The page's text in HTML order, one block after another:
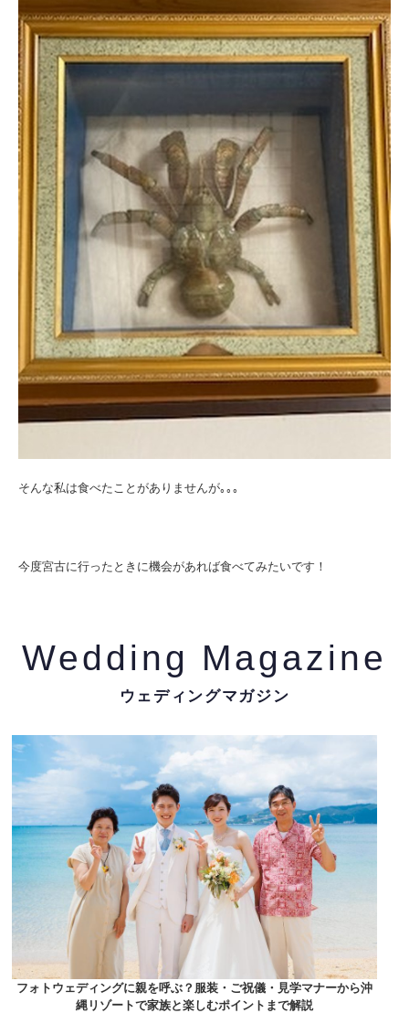
そんな私は食べたことがありませんが｡｡｡
今度宮古に行ったときに機会があれば食べてみたいです！
Wedding Magazine
ウェディングマガジン
フォトウェディングに親を呼ぶ？服装・ご祝儀・見学マナーから沖
縄リゾートで家族と楽しむポイントまで解説